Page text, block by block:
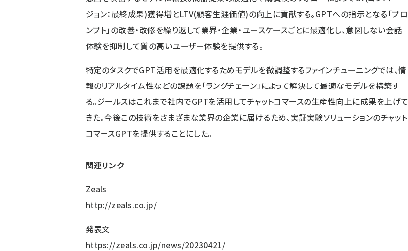
ジョン：最終成果)獲得増とLTV(顧客生涯価値)の向上に貢献する。GPTへの指示となる「プロ
ンプト」の改善・改修を繰り返して業界・企業・ユースケースごとに最適化し、意図しない会話
体験を抑制して質の高いユーザー体験を提供する。
特定のタスクでGPT活用を最適化するためモデルを微調整するファインチューニングでは、情
報のリアルタイム性などの課題を「ラングチェーン」によって解決して最適なモデルを構築す
る。ジールスはこれまで社内でGPTを活用してチャットコマースの生産性向上に成果を上げて
きた。今後この技術をさまざまな業界の企業に届けるため、実証実験ソリューションのチャット
コマースGPTを提供することにした。
関連リンク
Zeals
http://zeals.co.jp/
発表文
https://zeals.co.jp/news/20230421/